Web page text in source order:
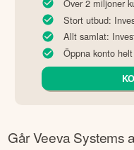
Över 2 miljoner
Stort utbud:
Allt samlat:
Öppna konto
GårVeeva Systems